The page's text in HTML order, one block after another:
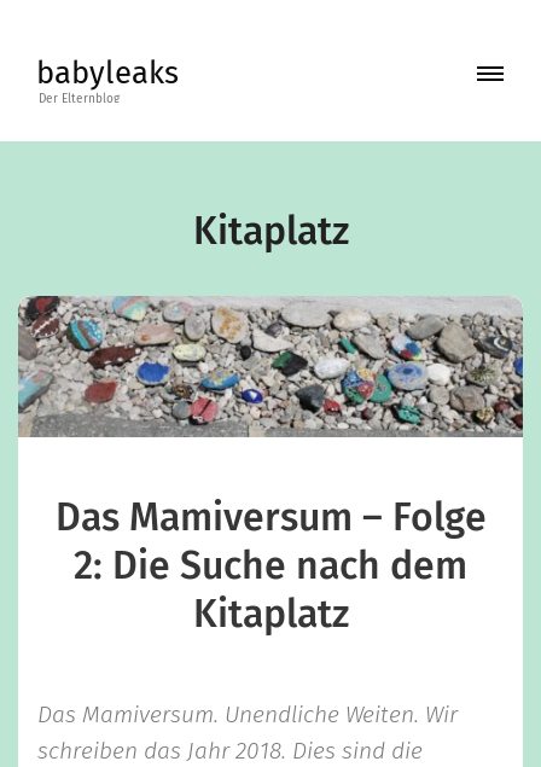
contentbabyleaks
BLOG
KONTAKT
Kitaplatz
Das Mamiversum – Folge
2: Die Suche nach dem
Kitaplatz
Das Mamiversum. Unendliche Weiten. Wir
schreiben das Jahr 2018. Dies sind die